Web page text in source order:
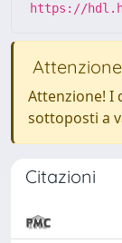
https://
Attenzione
Attenzione! I
sottoposti a
Citazioni